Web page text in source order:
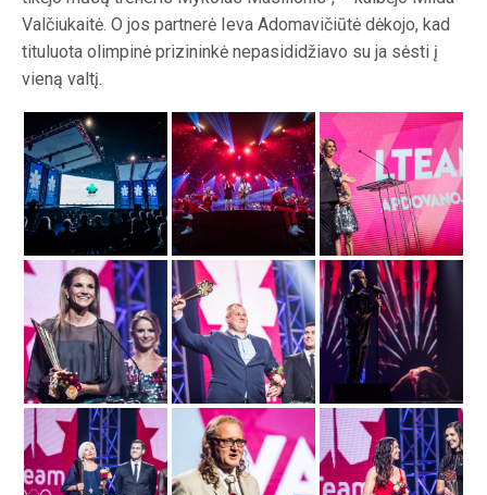
Valčiukaitė. O jos partnerė Ieva Adomavičiūtė dėkojo, kad
tituluota olimpinė prizininkė nepasididžiavo su ja sėsti į
vieną valtį.